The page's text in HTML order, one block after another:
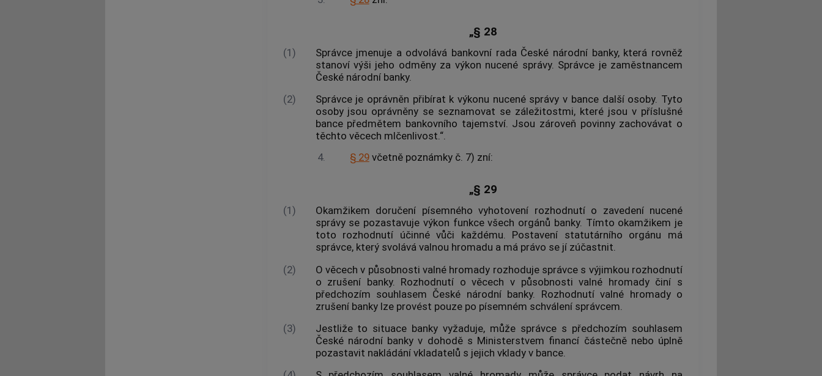
„§ 28
(1)
Správce jmenuje a odvolává bankovní rada České národní banky, která rovněž
stanoví výši jeho odměny za výkon nucené správy. Správce je zaměstnancem
České národní banky.
(2)
Správce je oprávněn přibírat k výkonu nucené správy v bance další osoby. Tyto
osoby jsou oprávněny se seznamovat se záležitostmi, které jsou v příslušné
bance předmětem bankovního tajemství. Jsou zároveň povinny zachovávat o
těchto věcech mlčenlivost.“.
4.
§ 29včetně poznámky č. 7) zní:
„§ 29
(1)
Okamžikem doručení písemného vyhotovení rozhodnutí o zavedení nucené
správy se pozastavuje výkon funkce všech orgánů banky. Tímto okamžikem je
toto rozhodnutí účinné vůči každému. Postavení statutárního orgánu má
správce, který svolává valnou hromadu a má právo se jí zúčastnit.
(2)
O věcech v působnosti valné hromady rozhoduje správce s výjimkou rozhodnutí
o zrušení banky. Rozhodnutí o věcech v působnosti valné hromady činí s
předchozím souhlasem České národní banky. Rozhodnutí valné hromady o
zrušení banky lze provést pouze po písemném schválení správcem.
(3)
Jestliže to situace banky vyžaduje, může správce s předchozím souhlasem
České národní banky v dohodě s Ministerstvem financí částečně nebo úplně
pozastavit nakládání vkladatelů s jejich vklady v bance.